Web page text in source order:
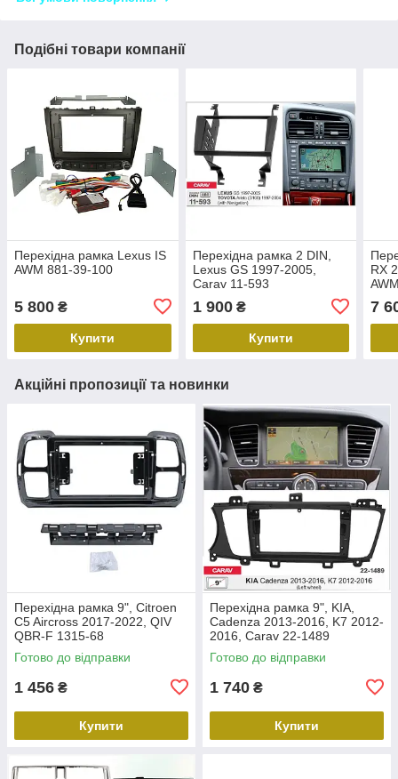
Подібні товари компанії
Перехідна рамка Lexus IS
AWM 881-39-100
5 800 ₴
Купити
Перехідна рамка 2 DIN,
Lexus GS 1997-2005,
Carav 11-593
1 900₴
Купити
RX
7
Акційні пропозиції та новинки
Перехідна рамка 9", Citroen
C5 Aircross 2017-2022, QIV
QBR-F 1315-68
Готово до відправки
1 456 ₴
Купити
Перехідна рамка 9", KIA,
Cadenza 2013-2016, K7 2012-
2016, Carav 22-1489
Готово до відправки
1 740 ₴
Купити